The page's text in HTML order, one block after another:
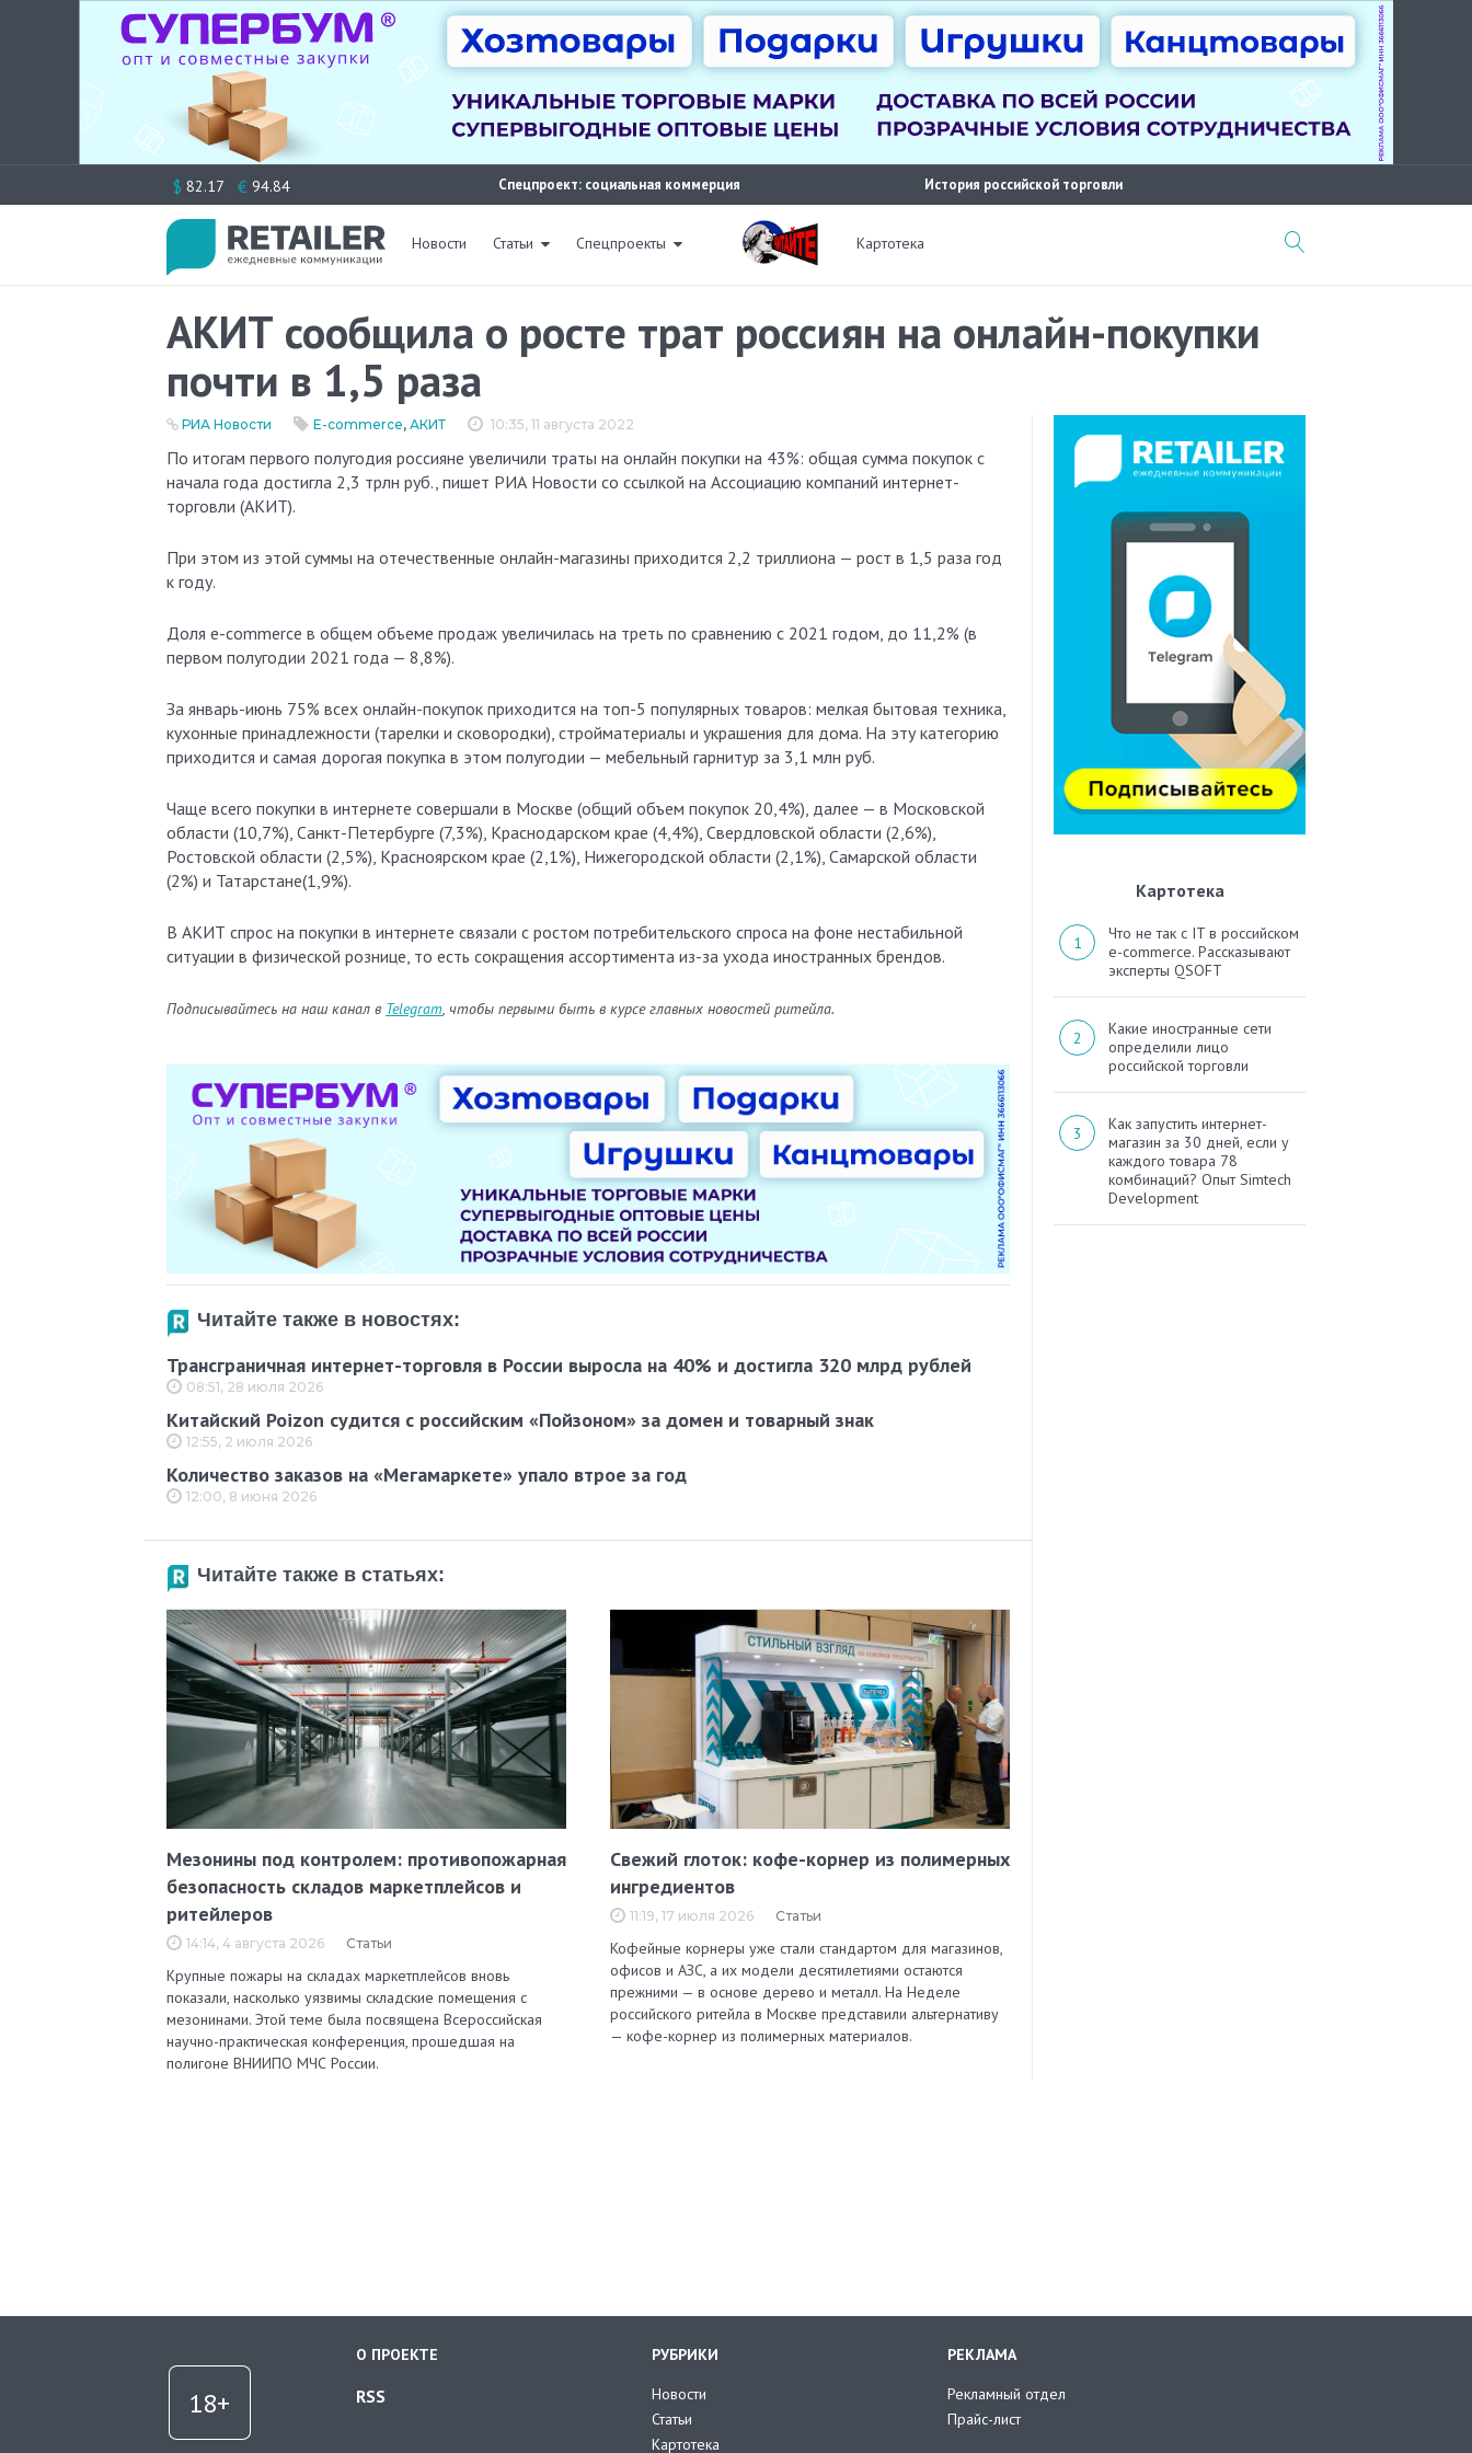
к
$ 82.17 € 94.84 Спецпроект: социальная коммерция История российской торговли
Новости Статьи Спецпроекты Картотека
АКИТ сообщила о росте трат россиян на онлайн-покупки
почти в 1,5 раза
10:35, 11 августа 2022
РИА Новости E-commerce, АКИТ
По итогам первого полугодия россияне увеличили траты на онлайн покупки на 43%: общая сумма покупок с
начала года достигла 2,3 трлн руб., пишет РИА Новости со ссылкой на Ассоциацию компаний интернет-
торговли (АКИТ).
При этом из этой суммы на отечественные онлайн-магазины приходится 2,2 триллиона — рост в 1,5 раза год
к году.
Доля e-commerce в общем объеме продаж увеличилась на треть по сравнению с 2021 годом, до 11,2% (в
первом полугодии 2021 года — 8,8%).
За январь-июнь 75% всех онлайн-покупок приходится на топ-5 популярных товаров: мелкая бытовая техника,
кухонные принадлежности (тарелки и сковородки), стройматериалы и украшения для дома. На эту категорию
приходится и самая дорогая покупка в этом полугодии — мебельный гарнитур за 3,1 млн руб.
Чаще всего покупки в интернете совершали в Москве (общий объем покупок 20,4%), далее — в Московской
области (10,7%), Санкт-Петербурге (7,3%), Краснодарском крае (4,4%), Свердловской области (2,6%),
Ростовской области (2,5%), Красноярском крае (2,1%), Нижегородской области (2,1%), Самарской области
(2%) и Татарстане(1,9%).
В АКИТ спрос на покупки в интернете связали с ростом потребительского спроса на фоне нестабильной
ситуации в физической рознице, то есть сокращения ассортимента из-за ухода иностранных брендов.
Подписывайтесь на наш канал в Telegram, чтобы первыми быть в курсе главных новостей ритейла.
Читайте также в новостях:
Трансграничная интернет-торговля в России выросла на 40% и достигла 320 млрд рублей
08:51, 28 июля 2026
Китайский Poizon судится с российским «Пойзоном» за домен и товарный знак
12:55, 2 июля 2026
Количество заказов на «Мегамаркете» упало втрое за год
12:00, 8 июня 2026
Читайте также в статьях:
Мезонины под контролем: противопожарная
безопасность складов маркетплейсов и
ритейлеров
14:14, 4 августа 2026 Статьи
Крупные пожары на складах маркетплейсов вновь
показали, насколько уязвимы складские помещения с
мезонинами. Этой теме была посвящена Всероссийская
научно-практическая конференция, прошедшая на
полигоне ВНИИПО МЧС России.
Свежий глоток: кофе-корнер из полимерных
ингредиентов
11:19, 17 июля 2026 Статьи
Кофейные корнеры уже стали стандартом для магазинов,
офисов и АЗС, а их модели десятилетиями остаются
прежними — в основе дерево и металл. На Неделе
российского ритейла в Москве представили альтернативу
— кофе-корнер из полимерных материалов.
Картотека
Что не так с IT в российском
e-commerce. Рассказывают
эксперты QSOFT
Какие иностранные сети
определили лицо
российской торговли
Как запустить интернет-
магазин за 30 дней, если у
каждого товара 78
комбинаций? Опыт Simtech
Development
О ПРОЕКТЕ
RSS
РУБРИКИ
Новости
Статьи
Картотека
РЕКЛАМА
Рекламный отдел
Прайс-лист